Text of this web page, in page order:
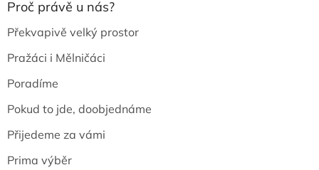
Proč právě u nás?
Překvapivě velký prostor
Pražáci i Mělničáci
Poradíme
Pokud to jde, doobjednáme
Přijedeme za vámi
Prima výběr